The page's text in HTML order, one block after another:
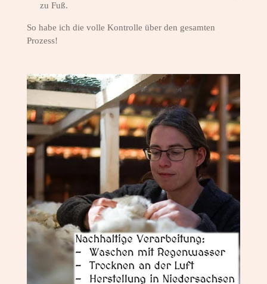
zu Fuß.
So habe ich die volle Kontrolle über den gesamten
Prozess!